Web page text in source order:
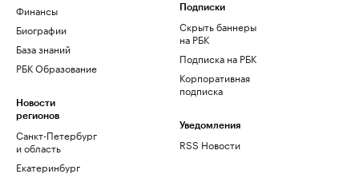
Финансы
Биографии
База знаний
РБК Образование
Новости
регионов
Санкт-Петербург
и область
Екатеринбург
Подписки
Скрыть баннеры
на РБК
Подписка на РБК
Корпоративная
подписка
Уведомления
RSS Новости